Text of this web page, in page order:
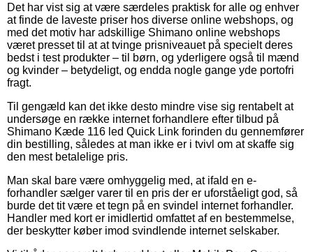
Det har vist sig at være særdeles praktisk for alle og enhver
at finde de laveste priser hos diverse online webshops, og
med det motiv har adskillige Shimano online webshops
været presset til at at tvinge prisniveauet på specielt deres
bedst i test produkter – til børn, og yderligere også til mænd
og kvinder – betydeligt, og endda nogle gange yde portofri
fragt.
Til gengæld kan det ikke desto mindre vise sig rentabelt at
undersøge en række internet forhandlere efter tilbud på
Shimano Kæde 116 led Quick Link forinden du gennemfører
din bestilling, således at man ikke er i tvivl om at skaffe sig
den mest betalelige pris.
Man skal bare være omhyggelig med, at ifald en e-
forhandler sælger varer til en pris der er uforståeligt god, så
burde det tit være et tegn på en svindel internet forhandler.
Handler med kort er imidlertid omfattet af en bestemmelse,
der beskytter køber imod svindlende internet selskaber.